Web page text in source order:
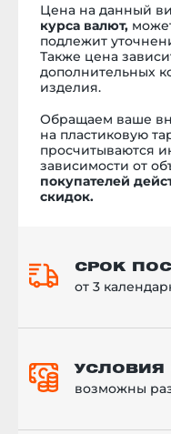
Цена на данный
курса валют,
подлежит
Также цена
дополнительных
изделия.
Обращаем ваше
на пластиковую
просчитываются
зависимости от
покупателей
скидок.
СРОК
от 3
УСЛОВИЯ
возможны